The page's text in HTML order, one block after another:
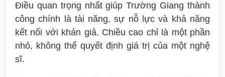
Điều quan trọng nhất giúp Trường Giang thành
công chính là tài năng, sự nỗ lực và khả năng
kết nối với khán giả. Chiều cao chỉ là một phần
nhỏ, không thể quyết định giá trị của một nghệ
sĩ.